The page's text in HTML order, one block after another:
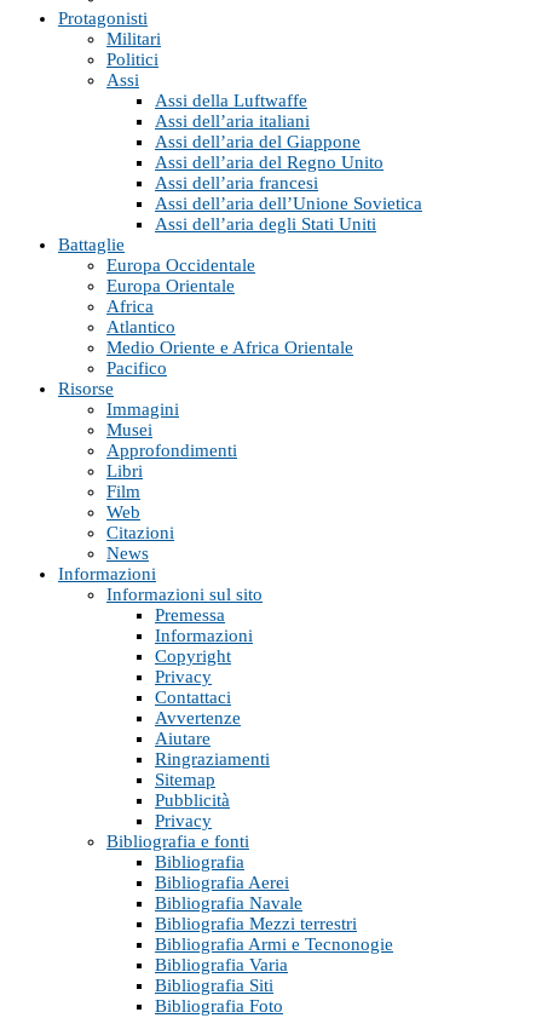
Protagonisti
Militari
Politici
Assi
Assi della Luftwaffe
Assi dell’aria italiani
Assi dell’aria del Giappone
Assi dell’aria del Regno Unito
Assi dell’aria francesi
Assi dell’aria dell’Unione Sovietica
Assi dell’aria degli Stati Uniti
Battaglie
Europa Occidentale
Europa Orientale
Africa
Atlantico
Medio Oriente e Africa Orientale
Pacifico
Risorse
Immagini
Musei
Approfondimenti
Libri
Film
Web
Citazioni
News
Informazioni
Informazioni sul sito
Premessa
Informazioni
Copyright
Privacy
Contattaci
Avvertenze
Aiutare
Ringraziamenti
Sitemap
Pubblicità
Privacy
Bibliografia e fonti
Bibliografia
Bibliografia Aerei
Bibliografia Navale
Bibliografia Mezzi terrestri
Bibliografia Armi e Tecnonogie
Bibliografia Varia
Bibliografia Siti
Bibliografia Foto